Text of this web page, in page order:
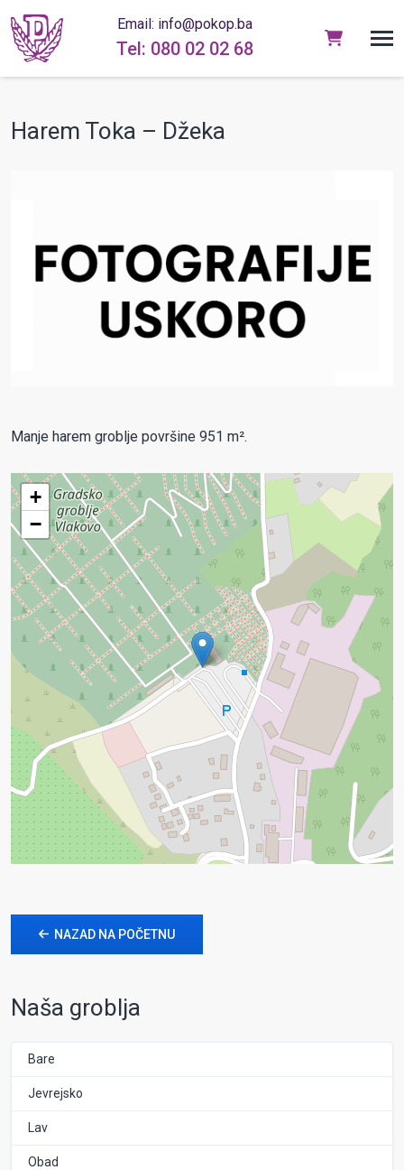
Email: info@pokop.ba
Tel: 080 02 02 68
Harem Toka – Džeka
Manje harem groblje površine 951 m².
+
−
NAZAD NA POČETNU
Naša groblja
Bare
Jevrejsko
Lav
Obad